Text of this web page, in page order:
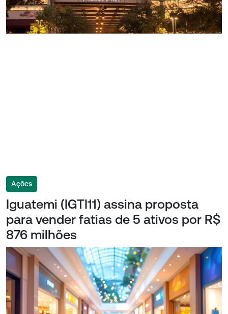
Ações
Iguatemi (IGTI11) assina proposta
para vender fatias de 5 ativos por R$
876 milhões